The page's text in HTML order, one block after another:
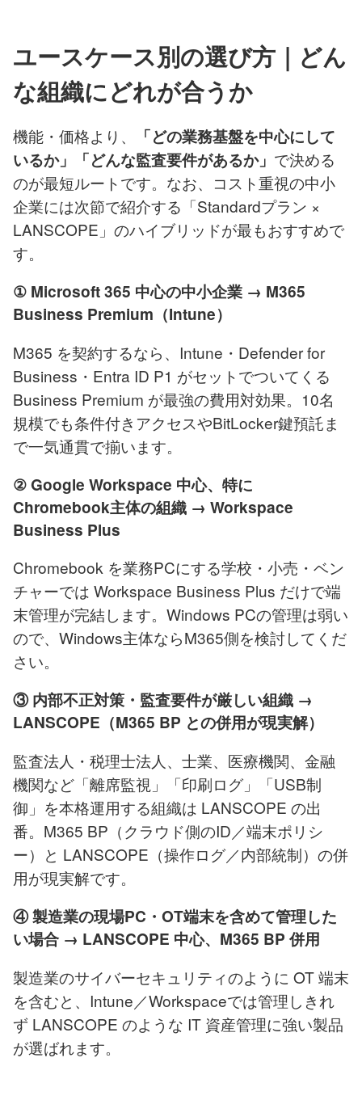
ユースケース別の選び方｜どん
な組織にどれが合うか
機能・価格より、
「どの業務基盤を中心にして
いるか」「どんな監査要件があるか」 で決める
のが最短ルートです。なお、コスト重視の中小
企業には次節で紹介する「Standardプラン ×
LANSCOPE」のハイブリッドが最もおすすめで
す。
① Microsoft 365 中心の中小企業 → M365
Business Premium（Intune）
M365 を契約するなら、Intune・Defender for
Business・Entra ID P1 がセットでついてくる
Business Premium が最強の費用対効果。10名
規模でも条件付きアクセスやBitLocker鍵預託ま
で一気通貫で揃います。
② Google Workspace 中心、特に
Chromebook主体の組織 → Workspace
Business Plus
Chromebook を業務PCにする学校・小売・ベン
チャーでは Workspace Business Plus だけで端
末管理が完結します。Windows PCの管理は弱い
ので、Windows主体ならM365側を検討してくだ
さい。
③ 内部不正対策・監査要件が厳しい組織 →
LANSCOPE（M365 BP との併用が現実解）
監査法人・税理士法人 、 士業、医療機関、金融
機関など「離席監視」「印刷ログ」「USB制
御」を本格運用する組織は LANSCOPE の出
番。M365 BP（クラウド側のID／端末ポリシ
ー）と LANSCOPE（操作ログ／内部統制）の併
用が現実解です。
④ 製造業の現場PC・OT端末を含めて管理した
い場合 → LANSCOPE 中心、M365 BP 併用
製造業のサイバーセキュリティのように OT 端末
を含むと、Intune／Workspaceでは管理しきれ
ず LANSCOPE のような IT 資産管理に強い製品
が選ばれます。